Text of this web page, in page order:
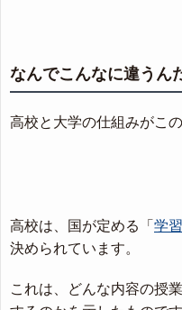
なんでこんなに違うん
高校と大学の仕組みがこ
高校は、国が定める「 学
決められています。
これは、どんな内容の授